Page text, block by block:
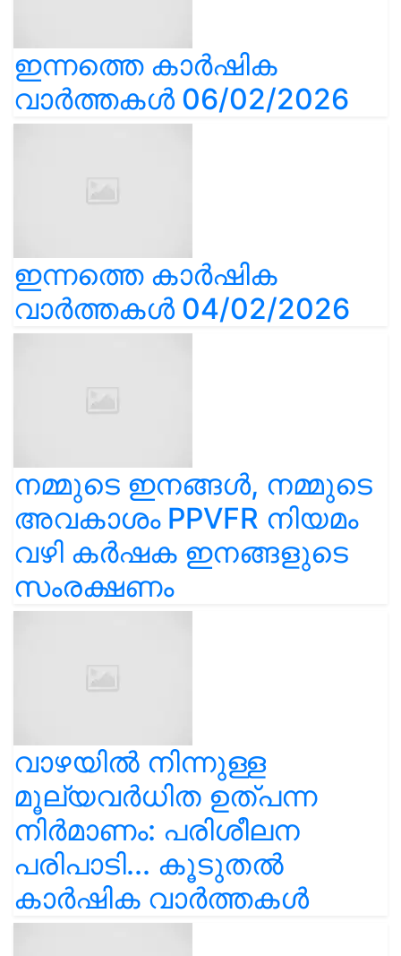
ഇന്നത്തെ കാർഷിക
വാർത്തകൾ 06/02/2026
ഇന്നത്തെ കാർഷിക
വാർത്തകൾ 04/02/2026
നമ്മുടെ ഇനങ്ങൾ, നമ്മുടെ
അവകാശം PPVFR നിയമം
വഴി കർഷക ഇനങ്ങളുടെ
സംരക്ഷണം
വാഴയിൽ നിന്നുള്ള
മൂല്യവർധിത ഉത്പന്ന
നിർമാണം: പരിശീലന
പരിപാടി... കൂടുതൽ
കാർഷിക വാർത്തകൾ